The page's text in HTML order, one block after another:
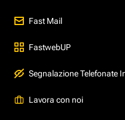
Fast Mail
FastwebUP
Segnalazione Telefonate
Lavora con noi